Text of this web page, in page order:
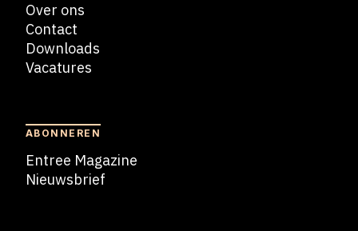
Over ons
Contact
Downloads
Vacatures
ABONNEREN
Entree Magazine
Nieuwsbrief